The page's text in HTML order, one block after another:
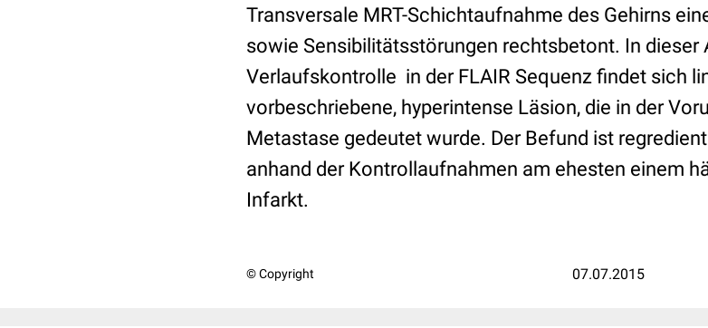
Transversale MRT-Schichtaufnahme des Gehirns
sowie Sensibilitätsstörungen rechtsbetont. In dieser
Verlaufskontrolle in der FLAIR Sequenz findet sich
vorbeschriebene, hyperintense Läsion, die in der
Metastase gedeutet wurde. Der Befund ist
anhand der Kontrollaufnahmen am ehesten einem
Infarkt.
© Copyright 07.07.2015